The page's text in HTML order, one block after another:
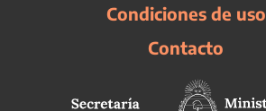
Condiciones de uso
Contacto